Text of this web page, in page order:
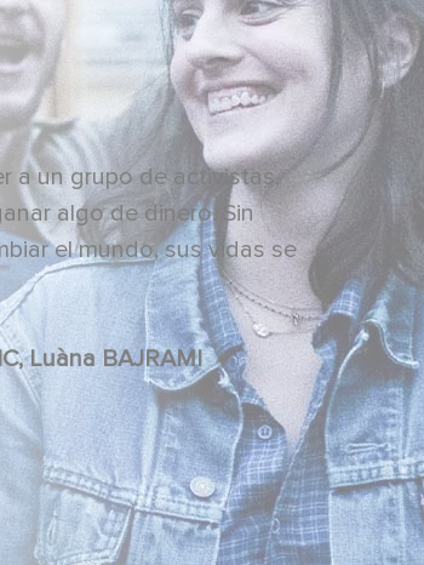
a un grupo de activistas,
algo de dinero. Sin
el mundo, sus vidas se
Pio MARMAÏ, Jonathan COHEN, Noémie MERLANT, Mathieu AMALRIC, Luàna BAJRAMI